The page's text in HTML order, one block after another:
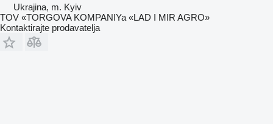
Ukrajina, m. Kyiv
TOV «TORGOVA KOMPANIYa «LAD I MIR AGRO»
Kontaktirajte prodavatelja